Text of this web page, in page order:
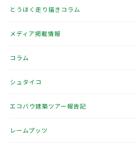
とうほく走り描きコラム
メディア掲載情報
コラム
シュタイコ
エコバウ建築ツアー報告記
レームプッツ